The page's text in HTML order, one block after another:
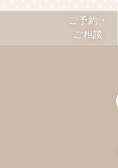
ご予約・
ご相談